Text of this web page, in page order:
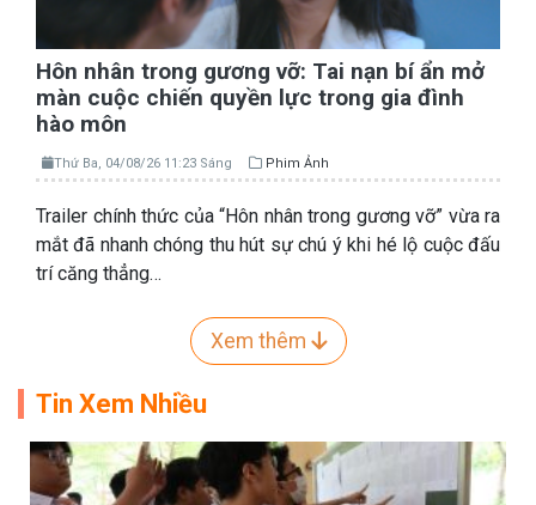
Hôn nhân trong gương vỡ: Tai nạn bí ẩn mở
màn cuộc chiến quyền lực trong gia đình
hào môn
Thứ Ba, 04/08/26 11:23 Sáng Phim Ảnh
Trailer chính thức của “Hôn nhân trong gương vỡ” vừa ra
mắt đã nhanh chóng thu hút sự chú ý khi hé lộ cuộc đấu
trí căng thẳng…
Xem thêm
Tin Xem Nhiều